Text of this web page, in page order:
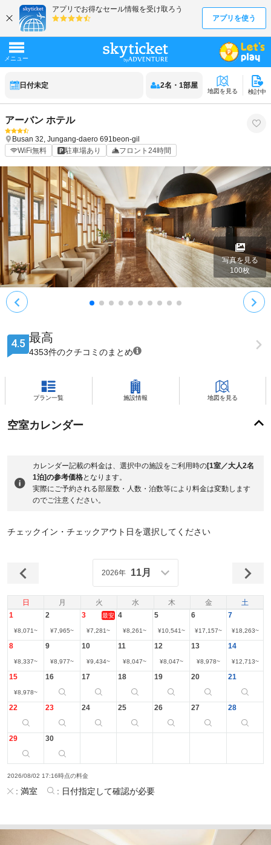
日付未定 2名 ・ 1部屋
地図を見る 検討中
アーバン ホテル
Busan 32, Jungang-daero 691beon-gil
WiFi無料
駐車場あり フロント24時間
写真を見る
100枚
4.5 最高
4353件のクチコミのまとめ
プラン一覧 施設情報 地図を見る
空室カレンダー
カレンダー記載の料金は、選択中の施設をご利用時の[1室／大人2名
1泊]の参考価格となります。
実際にご予約される部屋数・人数・泊数等により料金は変動します
のでご注意ください。
チェックイン・チェックアウト日を選択してください
日 月 火 水 木 金 土
2026年 11月
1
¥8,071~
2
¥7,965~
3 最安
¥7,281~
4
¥8,261~
5
¥10,541~
6
¥17,157~
7
¥18,263~
8
¥8,337~
9
¥8,977~
10
¥9,434~
11
¥8,047~
12
¥8,047~
13
¥8,978~
14
¥12,713~
15
¥8,978~
16 17 18 19 20 21
22 23 24 25 26 27 28
29 30
2026/08/02 17:16時点の料金
: 満室 : 日付指定して確認が必要